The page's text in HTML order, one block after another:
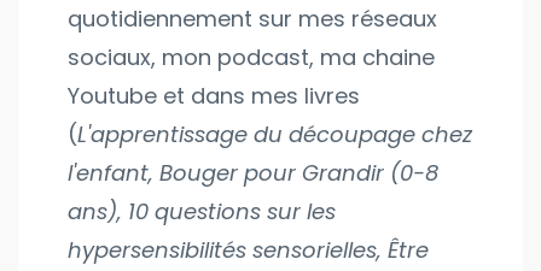
quotidiennement sur mes réseaux
sociaux, mon podcast, ma chaine
Youtube et dans mes livres
(L'apprentissage du découpage chez
l'enfant, Bouger pour Grandir (0-8
ans), 10 questions sur les
hypersensibilités sensorielles, Être